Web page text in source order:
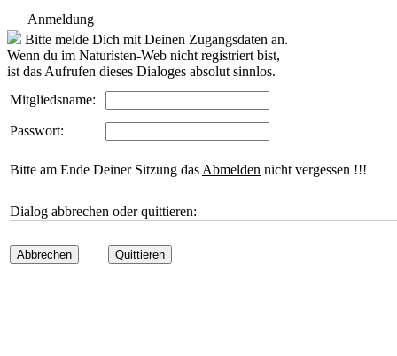
Anmeldung
Bitte melde Dich mit Deinen Zugangsdaten an.
Wenn du im Naturisten-Web nicht registriert bist,
ist das Aufrufen dieses Dialoges absolut sinnlos.
Mitgliedsname:
Passwort:
Bitte am Ende Deiner Sitzung das Abmelden nicht vergessen !!!
Dialog abbrechen oder quittieren:
Abbrechen Quittieren